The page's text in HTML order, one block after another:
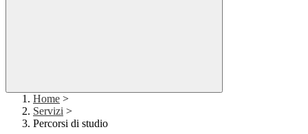
Home >
Servizi >
Percorsi di studio